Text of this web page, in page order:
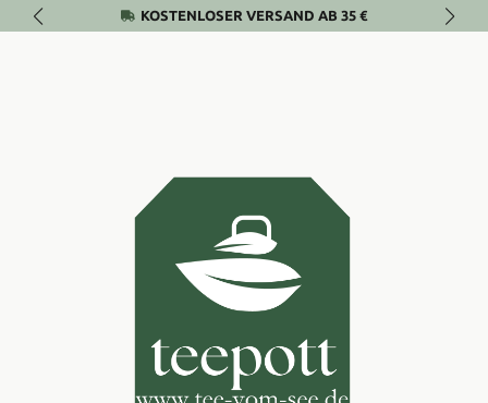
Zum Hauptinhalt springenKOSTENLOSER VERSAND AB 35 €